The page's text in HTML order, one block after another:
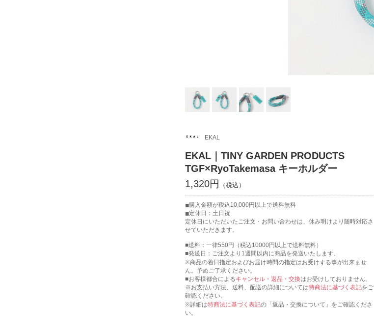
EKAL
EKAL｜TINY GARDEN PRODUCTS
TGF×RyoTakemasa キーホルダー
1,320円
購入金額が税込10,000円以上で送料無料
定休日：土日祝
定休日にいただいたご注文・お問い合わせは、休み明けより随時対応さ
せていただきます。
■送料：一律550円（税込10000円以上で送料無料）
■発送日：ご注文より1週間以内に商品を発送いたします。
※商品の着日指定およびお届け時間の指定はお受けする事が出来ませ
ん。予めご了承ください。
■お客様都合によるキャンセル・返品・交換はお受けしておりません。
※お支払い方法、送料、配送の詳細については特商法に基づく表記をご
確認ください。
※詳細は特商法に基づく表記の「返品・交換について」をご確認くださ
い。